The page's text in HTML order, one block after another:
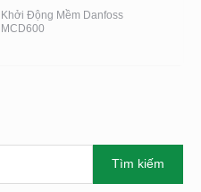
Tìm kiếm
Khởi Động Mềm Danfoss
MCD600